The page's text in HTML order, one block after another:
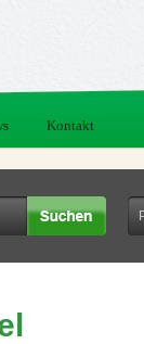
Kontakt